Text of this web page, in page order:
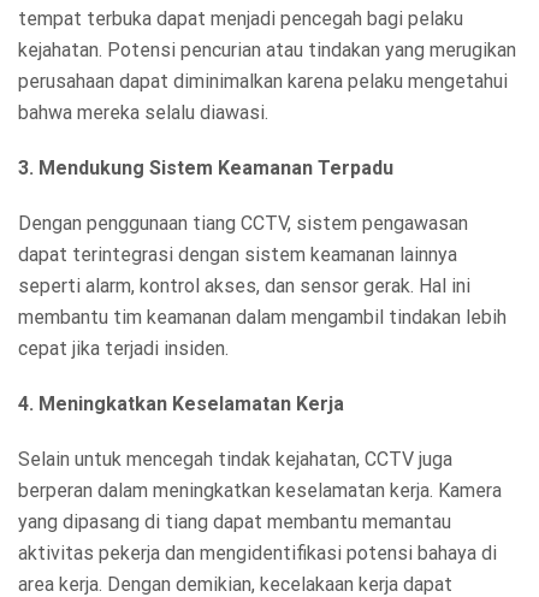
tempat terbuka dapat menjadi pencegah bagi pelaku
kejahatan. Potensi pencurian atau tindakan yang merugikan
perusahaan dapat diminimalkan karena pelaku mengetahui
bahwa mereka selalu diawasi.
3. Mendukung Sistem Keamanan Terpadu
Dengan penggunaan tiang CCTV, sistem pengawasan
dapat terintegrasi dengan sistem keamanan lainnya
seperti alarm, kontrol akses, dan sensor gerak. Hal ini
membantu tim keamanan dalam mengambil tindakan lebih
cepat jika terjadi insiden.
4. Meningkatkan Keselamatan Kerja
Selain untuk mencegah tindak kejahatan, CCTV juga
berperan dalam meningkatkan keselamatan kerja. Kamera
yang dipasang di tiang dapat membantu memantau
aktivitas pekerja dan mengidentifikasi potensi bahaya di
area kerja. Dengan demikian, kecelakaan kerja dapat